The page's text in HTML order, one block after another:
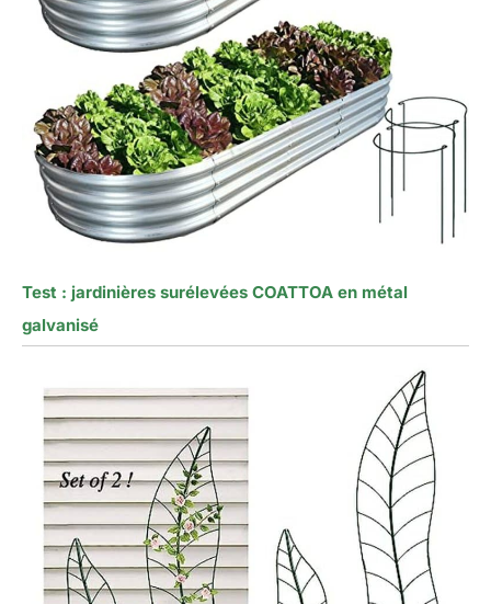
Test : jardinières surélevées COATTOA en métal
galvanisé